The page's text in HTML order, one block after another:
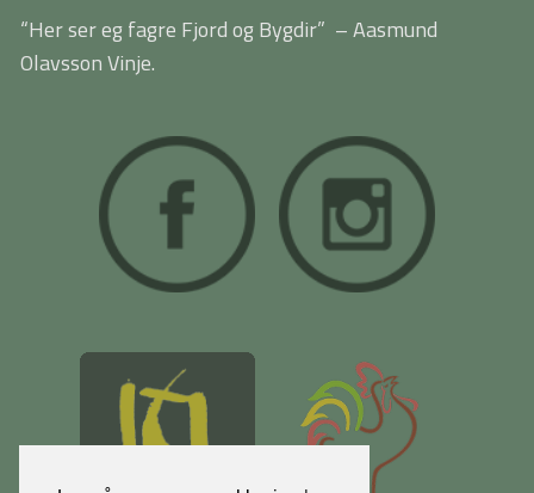
“Her ser eg fagre Fjord og Bygdir” – Aasmund
Olavsson Vinje.